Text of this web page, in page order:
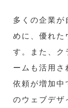
多くの企業が
めに、優れた
す。また、ク
ームも活用さ
依頼が増加中
のウェブデザ